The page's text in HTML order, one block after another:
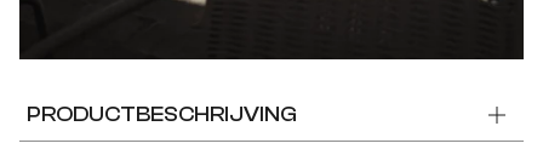
PRODUCTBESCHRIJVING